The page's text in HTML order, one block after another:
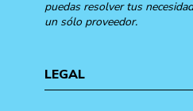
puedas resolver tus
un sólo proveedor.
LEGAL